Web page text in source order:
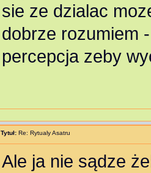
sie ze dzialac
dobrze rozumiem
percepcja zeby
Tytuł: Re: Rytualy Asatru
Ale ja nie sądze